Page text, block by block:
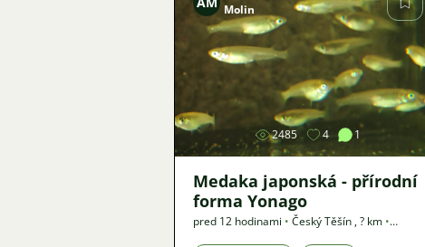
Obrázok
Molin
2485 4 1
Medaka japonská - přírodní
forma Yonago
pred 12 hodinami • Český Těšín ,? km •